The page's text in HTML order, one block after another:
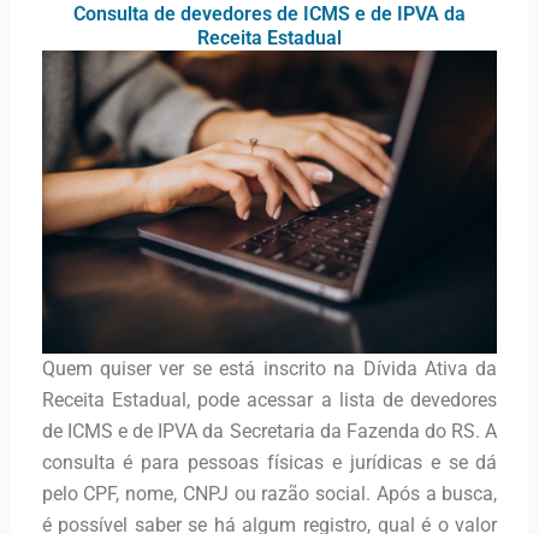
Consulta de devedores de ICMS e de IPVA da
Receita Estadual
Quem quiser ver se está inscrito na Dívida Ativa da
Receita Estadual, pode acessar a lista de devedores
de ICMS e de IPVA da Secretaria da Fazenda do RS. A
consulta é para pessoas físicas e jurídicas e se dá
pelo CPF, nome, CNPJ ou razão social. Após a busca,
é possível saber se há algum registro, qual é o valor